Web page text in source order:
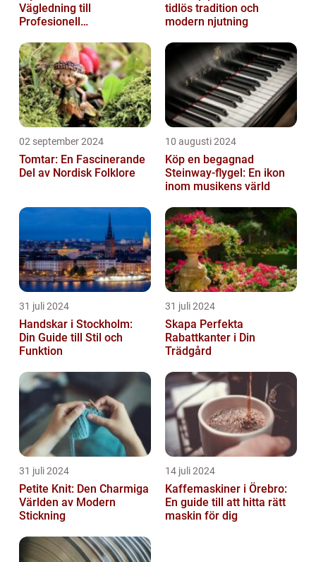
Vägledning till
Profesionell
tidlös tradition och
modern njutning
02 september 2024
Tomtar: En Fascinerande
Del av Nordisk Folklore
10 augusti 2024
Köp en begagnad
Steinway-flygel: En ikon
inom musikens värld
31 juli 2024
Handskar i Stockholm:
Din Guide till Stil och
Funktion
31 juli 2024
Skapa Perfekta
Rabattkanter i Din
Trädgård
31 juli 2024
Petite Knit: Den Charmiga
Världen av Modern
Stickning
14 juli 2024
Kaffemaskiner i Örebro:
En guide till att hitta rätt
maskin för dig